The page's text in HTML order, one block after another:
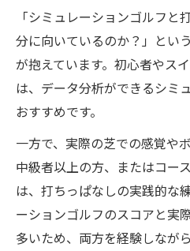
「シミュレーションゴルフと
分に向いているのか？」とい
が抱えています。初心者やス
は、データ分析ができるシミ
おすすめです。
一方で、実際の芝での感覚や
中級者以上の方、またはコー
は、打ちっぱなしの実践的な
ーションゴルフのスコアと実
多いため、両方を経験しなが